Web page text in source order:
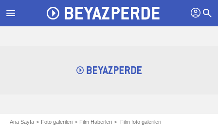
menu profil search
Ana Sayfa Foto galerileri Film Haberleri Film foto galerileri